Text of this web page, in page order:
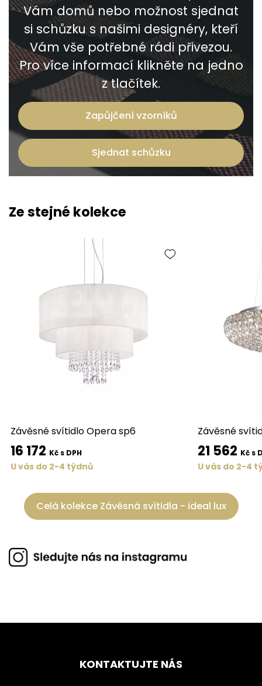
Vám domů nebo možnost sjednat
si schůzku s našimi designéry, kteří
Vám vše potřebné rádi přivezou.
Pro více informací klikněte na jedno
z tlačítek.
Zapůjčení vzorníků
Sjednat schůzku
Ze stejné kolekce
Závěsné svítidlo Opera sp6
16 172 Kč s DPH
U vás do 2-4 týdnů
Závěsné
21 562 Kč s
U vás do 2-4
Celá kolekce Závěsná svítidla - ideal lux
KONTAKTUJTE NÁS